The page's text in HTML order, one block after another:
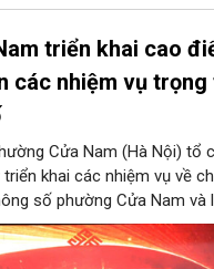
triển khai cao
các nhiệm vụ trọng
Cửa Nam (Hà Nội) tổ
khai các nhiệm vụ về
số phường Cửa Nam và
du lịch gắn với di sản, văn